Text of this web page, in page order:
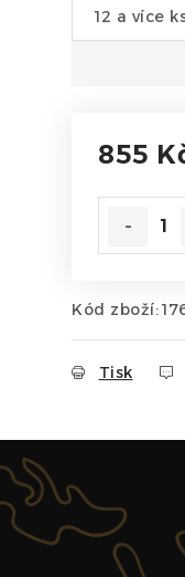
12 a více
855
Kód zboží:
Tisk